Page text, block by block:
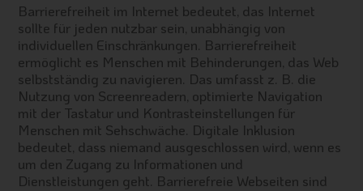
Barrierefreiheit im Internet bedeutet, das Internet
sollte für jeden nutzbar sein, unabhängig von
individuellen Einschränkungen. Barrierefreiheit
ermöglicht es Menschen mit Behinderungen, das Web
selbstständig zu navigieren. Das umfasst z. B. die
Nutzung von Screenreadern, optimierte Navigation
mit der Tastatur und Kontrasteinstellungen für
Menschen mit Sehschwäche. Digitale Inklusion
bedeutet, dass niemand ausgeschlossen wird, wenn es
um den Zugang zu Informationen und
Dienstleistungen geht. Barrierefreie Webseiten sind